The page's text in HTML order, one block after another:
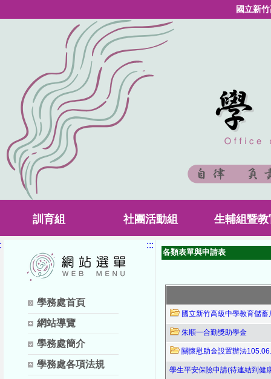
國立新
訓育組 社團活動組 生輔組暨教
學務處首頁
網站導覽
學務處簡介
學務處各項法規
:::
各類表單與申請表
國立新竹高級中學教育儲
朱順一合勤獎助學金
關懷慰助金設置辦法
學生平安保險申請(待連結到健